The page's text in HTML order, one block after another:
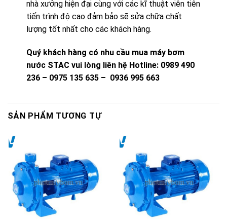
nhà xưởng hiện đại cùng với các kĩ thuật viên tiên
tiến trình độ cao đảm bảo sẽ sửa chữa chất
lượng tốt nhất cho các khách hàng.
Quý khách hàng có nhu cầu mua máy bơm
nước STAC vui lòng liên hệ Hotline: 0989 490
236 – 0975 135 635 – 0936 995 663
SẢN PHẨM TƯƠNG TỰ